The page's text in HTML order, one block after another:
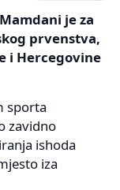
je za
prvenstva,
i Hercegovine
sporta
zavidno
ishoda
iza